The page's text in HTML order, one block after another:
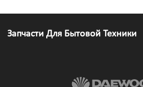
Запчасти Для Бытовой Техники